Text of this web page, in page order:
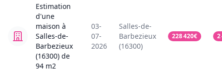
Estimation
d'une
maison à
Salles-de-
Barbezieux
(16300) de
94 m2
03-
07-
2026
Salles-de-
Barbezieux
(16300)
228 420€ 2